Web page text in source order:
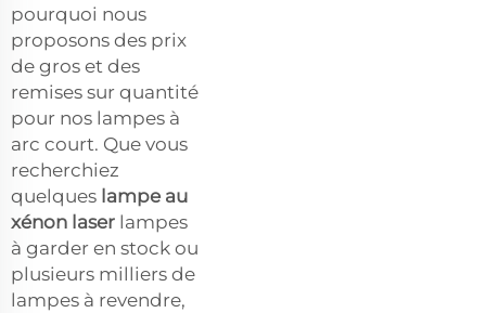
pourquoi nous
proposons des prix
de gros et des
remises sur quantité
pour nos lampes à
arc court. Que vous
recherchiez
quelques lampe au
xénon laser lampes
à garder en stock ou
plusieurs milliers de
lampes à revendre,